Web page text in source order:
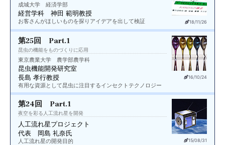
18/11/26
成城大学 経済学部
経営学科 神田 範明教授
お客さんがほしいものを探りアイデアを出して検証
16/10/24
第25回 Part.1
昆虫の機能をものづくりに応用
東京農業大学 農学部農学科
昆虫機能開発研究室
長島 孝行教授
有用な資源として昆虫に注目するインセクトテクノロジー
15/08/31
第24回 Part.1
夜空を彩る人工流れ星を開発
人工流れ星プロジェクト
代表 岡島 礼奈氏
人工流れ星の開発目的